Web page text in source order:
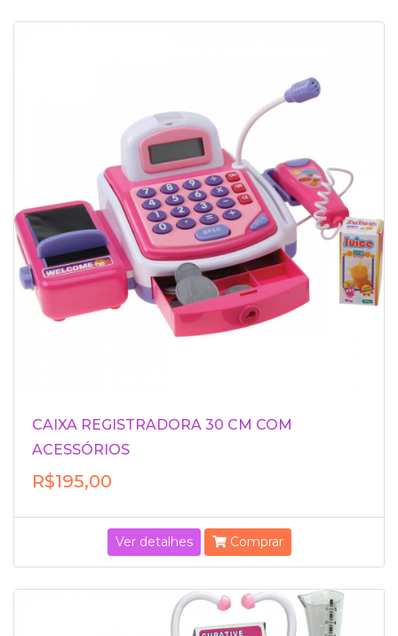
CAIXA REGISTRADORA 30 CM COM
ACESSÓRIOS
R$195,00
Ver detalhes Comprar